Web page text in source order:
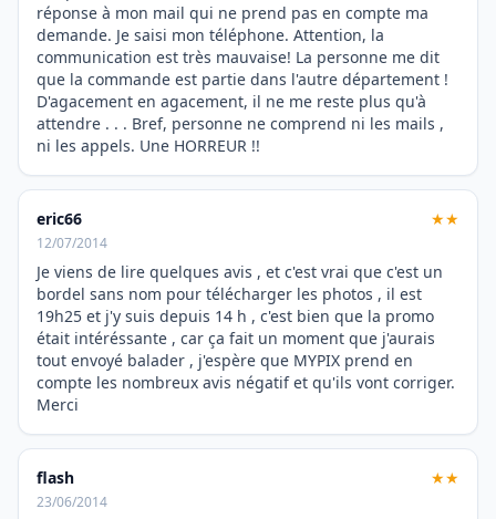
réponse à mon mail qui ne prend pas en compte ma
demande. Je saisi mon téléphone. Attention, la
communication est très mauvaise! La personne me dit
que la commande est partie dans l'autre département !
D'agacement en agacement, il ne me reste plus qu'à
attendre . . . Bref, personne ne comprend ni les mails ,
ni les appels. Une HORREUR !!
eric66 ★★
12/07/2014
Je viens de lire quelques avis , et c'est vrai que c'est un
bordel sans nom pour télécharger les photos , il est
19h25 et j'y suis depuis 14 h , c'est bien que la promo
était intéréssante , car ça fait un moment que j'aurais
tout envoyé balader , j'espère que MYPIX prend en
compte les nombreux avis négatif et qu'ils vont corriger.
Merci
flash ★★
23/06/2014